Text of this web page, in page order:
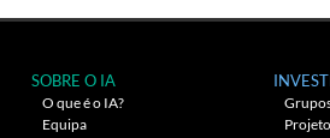
SOBRE O IA
O que é o IA?
Equipa